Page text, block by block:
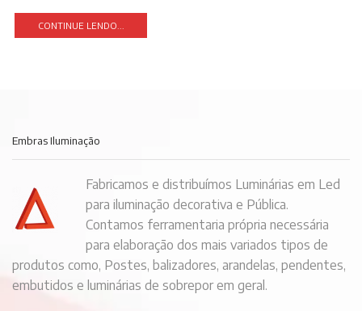
CONTINUE LENDO...
Embras Iluminação
Fabricamos e distribuímos Luminárias em Led
para iluminação decorativa e Pública.
Contamos ferramentaria própria necessária
para elaboração dos mais variados tipos de
produtos como, Postes, balizadores, arandelas, pendentes,
embutidos e luminárias de sobrepor em geral.